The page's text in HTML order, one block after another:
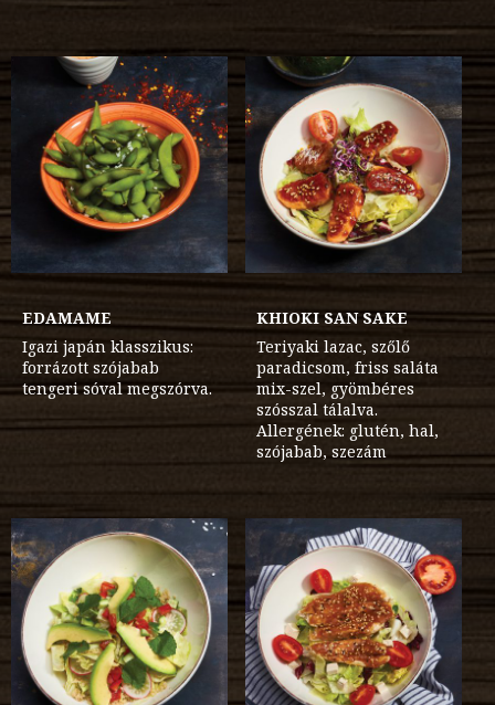
EDAMAME
Igazi japán klasszikus:
forrázott szójabab
tengeri sóval megszórva.
KHIOKI SAN SAKE
Teriyaki lazac, szőlő
paradicsom, friss saláta
mix-szel, gyömbéres
szósszal tálalva.
Allergének: glutén, hal,
szójabab, szezám